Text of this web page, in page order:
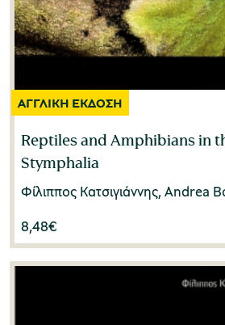
Reptiles and Amphibians in
Stymphalia
Φίλιππος Κατσιγιάννης, Andrea
8,48€